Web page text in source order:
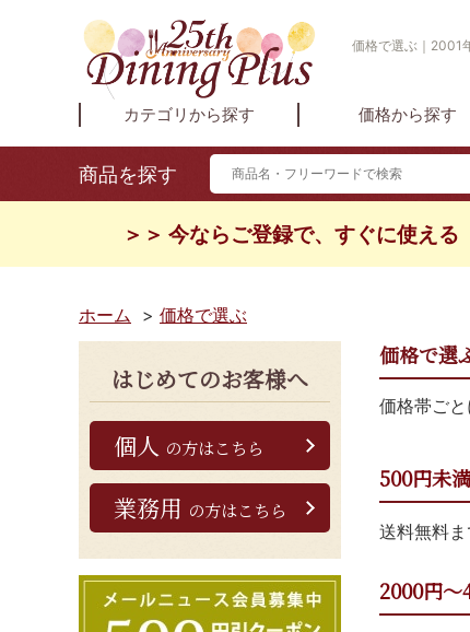
価格で選ぶ｜2001
カテゴリから探す 価格から探す
商品を探す
＞＞ 今ならご登録で、すぐに使える
ホーム > 価格で選ぶ
はじめてのお客様へ
個人 の方はこちら
業務用 の方はこちら
価格で選
価格帯ごと
500円未満
送料無料
2000円～